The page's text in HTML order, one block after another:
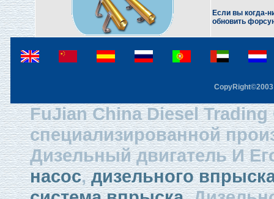
Если вы когда-
обновить
FuJian China Diesel Trading
специализированной
Дизельный двигатель И
насос,дизельного